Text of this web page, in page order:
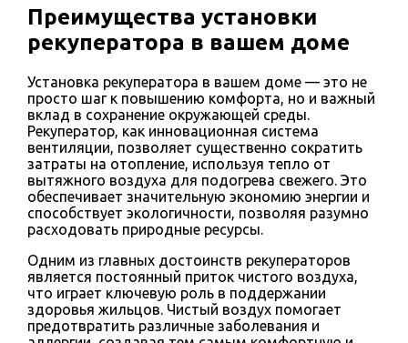
Преимущества установки
рекуператора в вашем доме
Установка рекуператора в вашем доме — это не
просто шаг к повышению комфорта, но и важный
вклад в сохранение окружающей среды.
Рекуператор, как инновационная система
вентиляции, позволяет существенно сократить
затраты на отопление, используя тепло от
вытяжного воздуха для подогрева свежего. Это
обеспечивает значительную экономию энергии и
способствует экологичности, позволяя разумно
расходовать природные ресурсы.
Одним из главных достоинств рекуператоров
является постоянный приток чистого воздуха,
что играет ключевую роль в поддержании
здоровья жильцов. Чистый воздух помогает
предотвратить различные заболевания и